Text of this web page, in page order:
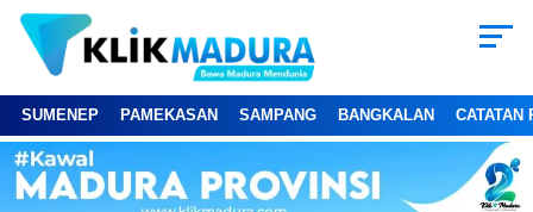
SUMENEP PAMEKASAN SAMPANG BANGKALAN CATATAN